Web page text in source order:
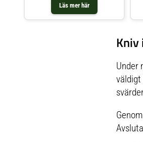
Läs mer här
Kniv
Under
väldigt